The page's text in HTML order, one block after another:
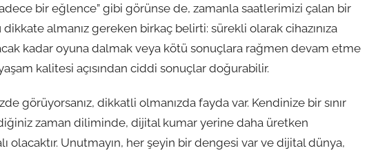
bir eğlence” gibi görünse de, zamanla saatlerimizi çalan bir
almanız gereken birkaç belirti: sürekli olarak cihazınıza
kadar oyuna dalmak veya kötü sonuçlara rağmen devam etme
kalitesi açısından ciddi sonuçlar doğurabilir.
görüyorsanız, dikkatli olmanızda fayda var. Kendinize bir sınır
zaman diliminde, dijital kumar yerine daha üretken
Unutmayın, her şeyin bir dengesi var ve dijital dünya,